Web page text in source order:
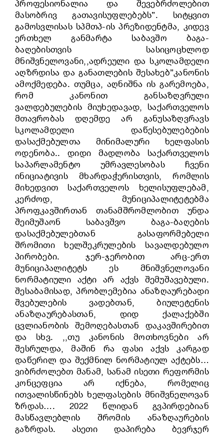
პროფესიონალია და შევებრძოლებით
მასობრივ გათავისუფლებებს”. სიტყვით
გამოსვლისას სპმთპ-ის პრეზიდენტმა, კიდევ
ერთხელ განმარტა საბავშო ბაგა-
ბაღებისთვის სასიცოცხლოდ
მნიშვნელოვანი,,ადრეული და სკოლამდელი
აღზრდისა და განათლების შესახებ”კანონის
ამოქმედება. თუმცა, აღნიშნა ის გარემოება,
რომ კანონით განსაზღვრული
ვალდებულების მიუხედავად, საქართველოს
მთავრობას დღემდე არ განუსაზღვრავს
სკოლამდელი დაწესებულებების
დასაქმებულთა მინიმალური ხელფასის
ოდენობა.. დიდი მადლობა საქართველოს
საპარლამენტო უმრავლესობას ჩვენი
ინიციატივის მხარდაჭერისთვის, რომლის
მიხედვით საქართველოს ხელისუფლებამ,
კერძოდ, მუნიციპალიტეტებმა
პროფკავშირთან თანამშრომლობით უნდა
შეიმუშაონ საბავშვო ბაგა-ბაღების
დასაქმებულებთან გასაფორმებელი
შრომითი ხელშეკრულების სავალდებულო
პირობები. ჯერ-ჯერობით არც-ერთ
მუნიციპალიტეტს ეს მნიშვნელოვანი
ნორმატიული აქტი არ აქვს შემუშავებული.
შესაბამისად, პრობლემებია ანაზღაურებადი
შვებულების ვადებთან, ბიულეტენის
ანაზღაურებასთან, დიდ ქალაქებში
ცვლიანობის შემოღებასთან დაკავშირებით
და სხვ. ,,თუ კანონის მოთხოვნები არ
შესრულდა, მაშინ რა ფასი აქვს კარგად
დაწერილ და შექმნილ ნორმატიულ აქტებს…
ვიბრძოლებთ მანამ, სანამ ისეთი რეფორმის
კონცეფცია არ იქნება, რომელიც
ითვალისწინებს ხელფასების მნიშვნელოვან
ზრდას…. 2022 წლიდან გვპირდებიან
მასწავლებლის შრომის ანაზღაურების
გაზრდას. ასეთი დაპირება ბევრჯერ